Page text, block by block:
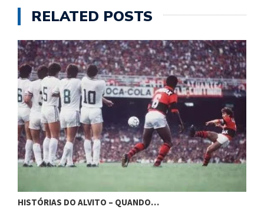
RELATED POSTS
HISTÓRIAS DO ALVITO – BLUMENAU…